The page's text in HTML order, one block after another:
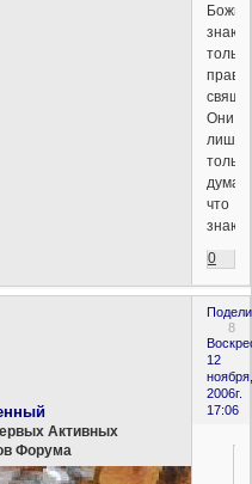
Божьи
знают
только
Они
лишь
только
что
знают)
0
8
12
ноября,
2006г.
17:06
Активных
Форума